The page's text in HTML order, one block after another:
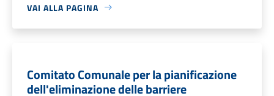
VAI ALLA PAGINA
Comitato Comunale per la pianificazione
dell'eliminazione delle barriere